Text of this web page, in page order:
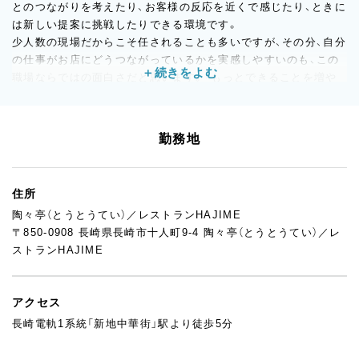
とのつながりを考えたり、お客様の反応を近くで感じたり、ときに
は新しい提案に挑戦したりできる環境です。
少人数の現場だからこそ任されることも多いですが、その分、自分
の仕事がお店にどうつながっているかを実感しやすいのも、この
職場ならではの面白さだと思います。「もっとできることを増や
ずは“ここでやってみたい”という気持ちを持って来ていただけた
勤務地
住所
陶々亭（とうとうてい）／レストランHAJIME
〒850-0908 長崎県長崎市十人町9-4 陶々亭（とうとうてい）／レ
ストランHAJIME
アクセス
長崎電軌1系統「新地中華街」駅より徒歩5分